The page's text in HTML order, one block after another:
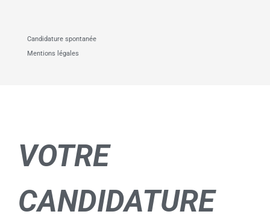
Candidature spontanée
Mentions légales
VOTRE
CANDIDATURE